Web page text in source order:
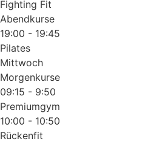
Fighting Fit
Abendkurse
19:00 - 19:45
Pilates
Mittwoch
Morgenkurse
09:15 - 9:50
Premiumgym
10:00 - 10:50
Rückenfit